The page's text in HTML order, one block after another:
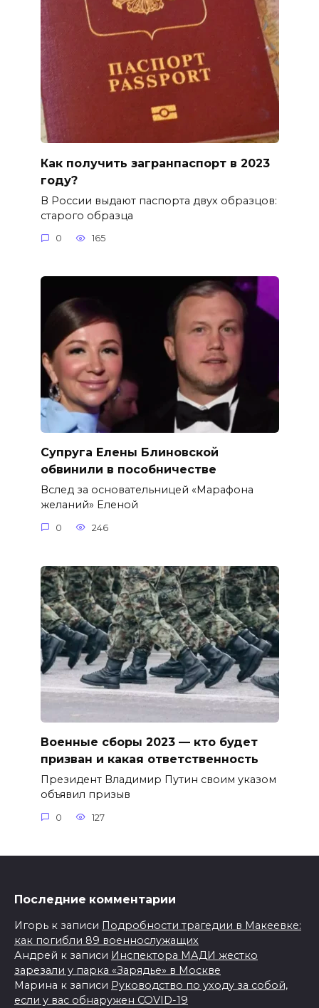
Как получить загранпаспорт в 2023
году?
В России выдают паспорта двух образцов:
старого образца
0 165
Супруга Елены Блиновской
обвинили в пособничестве
Вслед за основательницей «Марафона
желаний» Еленой
0 246
Военные сборы 2023 — кто будет
призван и какая ответственность
Президент Владимир Путин своим указом
объявил призыв
0 127
Последние комментарии
Игорь к записи Подробности трагедии в Макеевке:
как погибли 89 военнослужащих
Андрей к записи Инспектора МАДИ жестко
зарезали у парка «Зарядье» в Москве
Марина к записи Руководство по уходу за собой,
если у вас обнаружен COVID-19